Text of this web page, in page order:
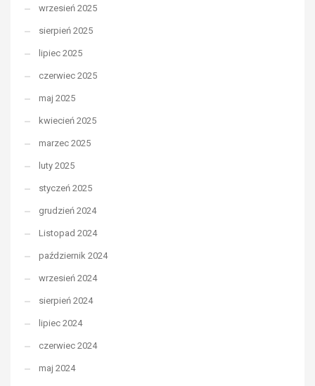
wrzesień 2025
sierpień 2025
lipiec 2025
czerwiec 2025
maj 2025
kwiecień 2025
marzec 2025
luty 2025
styczeń 2025
grudzień 2024
Listopad 2024
październik 2024
wrzesień 2024
sierpień 2024
lipiec 2024
czerwiec 2024
maj 2024